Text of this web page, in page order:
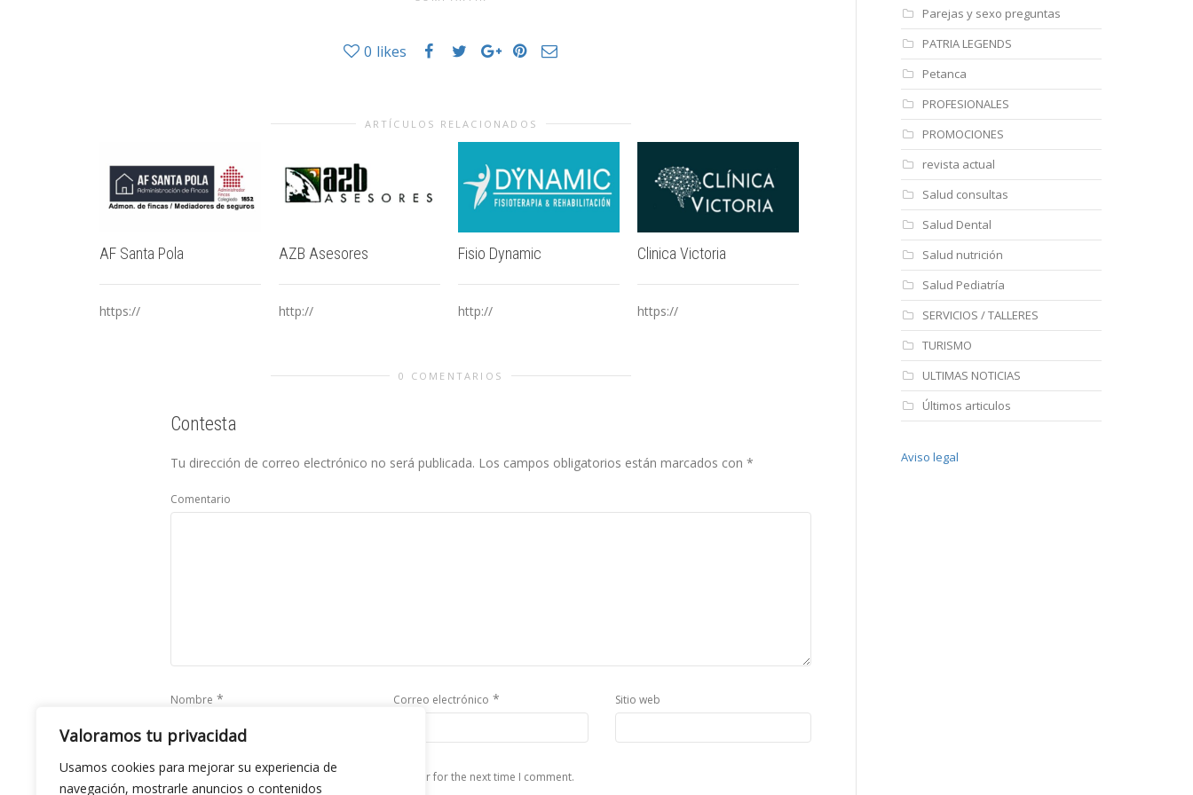
Valoramos tu privacidad
Usamos cookies para mejorar su experiencia de
navegación, mostrarle anuncios o contenidos
0 likes
ARTÍCULOS RELACIONADOS
AF Santa Pola
https://
AZB Asesores
http://
Fisio Dynamic
http://
Clinica Victoria
https://
Asesoria Baeza Asesoría Diamond
http://
0 COMENTARIOS
Contesta
Tu dirección de correo electrónico no será publicada. Los campos obligatorios están marcados con *
Comentario
Nombre * Correo electrónico * Sitio web
Save my name, email, and website in this browser for the next time I comment.
Parejas y sexo preguntas
PATRIA LEGENDS
Petanca
PROFESIONALES
PROMOCIONES
revista actual
Salud consultas
Salud Dental
Salud nutrición
Salud Pediatría
SERVICIOS / TALLERES
TURISMO
ULTIMAS NOTICIAS
Últimos articulos
Aviso legal